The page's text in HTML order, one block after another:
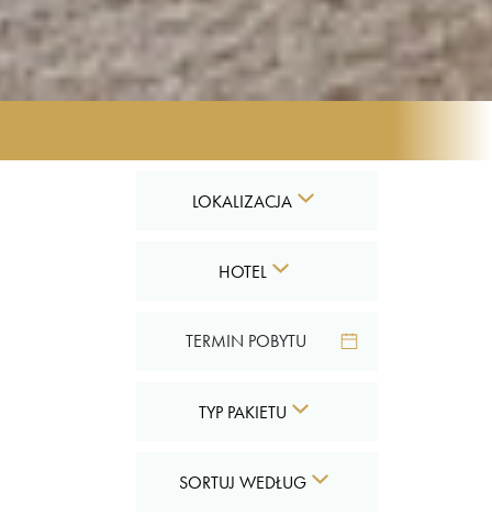
LOKALIZACJA
HOTEL
TYP PAKIETU
SORTUJ WEDŁUG